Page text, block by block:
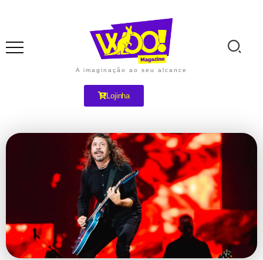
A imaginação ao seu alcance
Lojinha